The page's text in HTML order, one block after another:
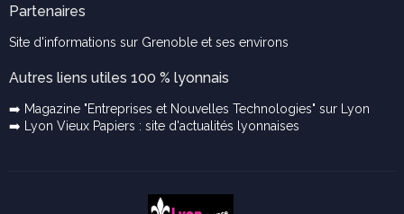
Partenaires
Site d'informations sur Grenoble et ses environs
Autres liens utiles 100 % lyonnais
➡️ Magazine "Entreprises et Nouvelles Technologies" sur Lyon
➡️ Lyon Vieux Papiers : site d'actualités lyonnaises